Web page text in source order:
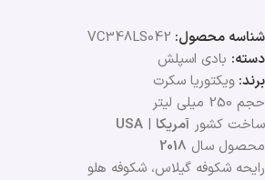
شناسه محصول: VC348LS042
دسته: بادی اسپلش
برند: ویکتوریا سکرت
حجم 250 میلی لیتر
ساخت کشور آمریکا |
USA
محصول سال 2018
رایحه شکوفه گیلاس، شکوفه هلو